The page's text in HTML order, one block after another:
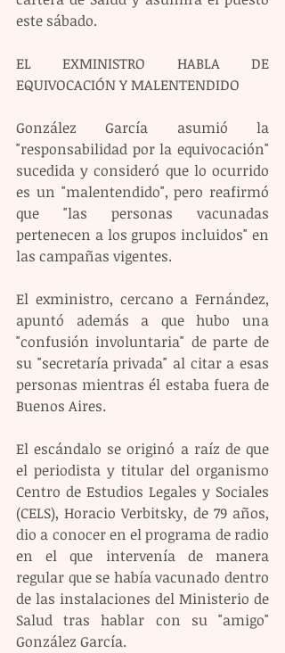
este sábado.
EL EXMINISTRO HABLA DE
EQUIVOCACIÓN Y MALENTENDIDO
González García asumió la
"responsabilidad por la equivocación"
sucedida y consideró que lo ocurrido
es un "malentendido", pero reafirmó
que "las personas vacunadas
pertenecen a los grupos incluidos" en
las campañas vigentes.
El exministro, cercano a Fernández,
apuntó además a que hubo una
"confusión involuntaria" de parte de
su "secretaría privada" al citar a esas
personas mientras él estaba fuera de
Buenos Aires.
El escándalo se originó a raíz de que
el periodista y titular del organismo
Centro de Estudios Legales y Sociales
(CELS), Horacio Verbitsky, de 79 años,
dio a conocer en el programa de radio
en el que intervenía de manera
regular que se había vacunado dentro
de las instalaciones del Ministerio de
Salud tras hablar con su "amigo"
González García.